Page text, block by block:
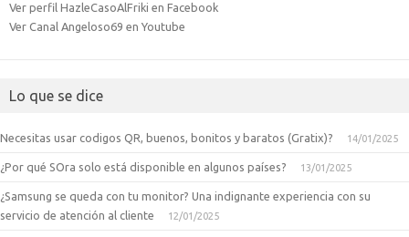
Ver perfil HazleCasoAlFriki en Facebook
Ver Canal Angeloso69 en Youtube
Lo que se dice
Necesitas usar codigos QR, buenos, bonitos y baratos (Gratix)? 14/01/2025
¿Por qué SOra solo está disponible en algunos países? 13/01/2025
¿Samsung se queda con tu monitor? Una indignante experiencia con su
servicio de atención al cliente
12/01/2025